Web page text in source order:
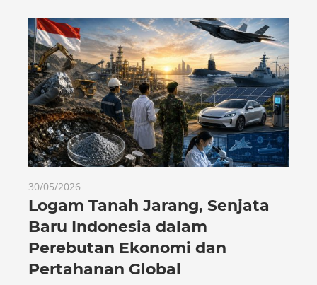
30/05/2026
Logam Tanah Jarang, Senjata
Baru Indonesia dalam
Perebutan Ekonomi dan
Pertahanan Global